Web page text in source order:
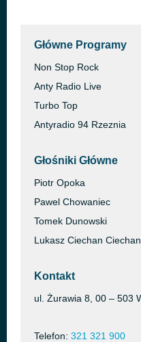
Główne Programy
Non Stop Rock
Anty Radio Live
Turbo Top
Antyradio 94 Rzeznia
Głośniki Główne
Piotr Opoka
Pawel Chowaniec
Tomek Dunowski
Lukasz Ciechan
Kontakt
ul. Żurawia 8, 00 – 503
Telefon: 321 321 900